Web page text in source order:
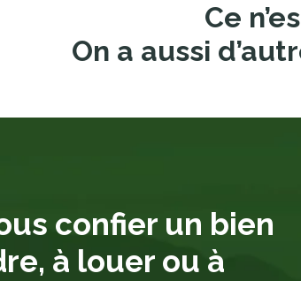
Ce
On a aussi
confier un bien
à louer ou à